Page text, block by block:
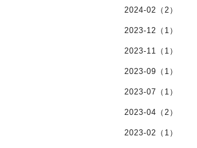
2024-02（2）
2023-12（1）
2023-11（1）
2023-09（1）
2023-07（1）
2023-04（2）
2023-02（1）